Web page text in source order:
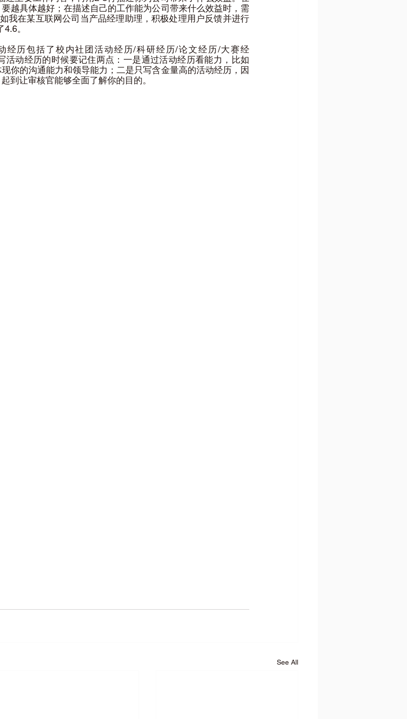
越具体越好；在描述自己的工作能为公司带来什么效益时，需
我在某互联网公司当产品经理助理，积极处理用户反馈并进行
。
经历包括了校内社团活动经历/科研经历/论文经历/大赛经
活动经历的时候要记住两点：一是通过活动经历看能力，比如
你的沟通能力和领导能力；二是只写含金量高的活动经历，因
到让审核官能够全面了解你的目的。
See All